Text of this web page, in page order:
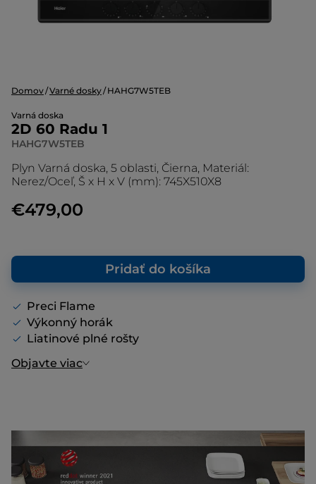
Domov Varné dosky HAHG7W5TEB
Varná doska
2D 60 Radu 1
HAHG7W5TEB
Plyn Varná doska, 5 oblasti, Čierna, Materiál:
Nerez/Oceľ, Š x H x V (mm): 745X510X8
€479,00
Pridať do košíka
Preci Flame
Výkonný horák
Liatinové plné rošty
Objavte viac